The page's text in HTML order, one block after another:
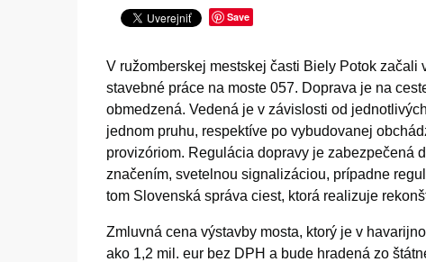
Save
V ružomberskej mestskej časti Biely Potok začali
stavebné práce na moste 057. Doprava je na
obmedzená. Vedená je v závislosti od
jednom pruhu, respektíve po vybudovanej
provizóriom. Regulácia dopravy je zabezpečená
značením, svetelnou signalizáciou, prípadne
tom Slovenská správa ciest, ktorá realizuje
Zmluvná cena výstavby mosta, ktorý je v
ako 1,2 mil. eur bez DPH a bude hradená zo